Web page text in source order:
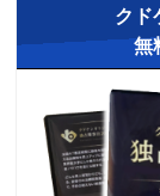
クド
無